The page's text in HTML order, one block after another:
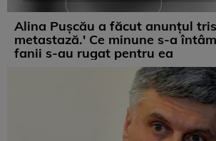
Alina Pușcău a făcut anunțul
metastază.' Ce minune s-a
fanii s-au rugat pentru ea